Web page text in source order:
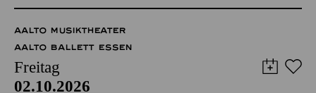
AALTO MUSIKTHEATER
AALTO BALLETT ESSEN
Freitag
02.10.2026